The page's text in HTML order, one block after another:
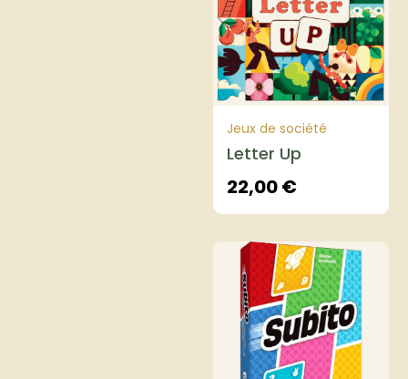
Jeux de société
Letter Up
22,00€